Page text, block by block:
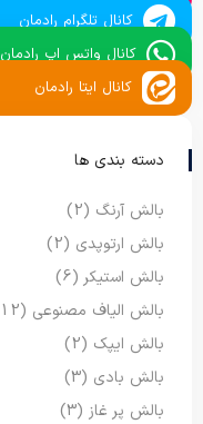
کانال تلگرام رادمان
کانال واتس اپ رادمان
کانال ایتا رادمان
دسته بندی ها
بالش آرنگ (2)
بالش ارتوپدی (2)
بالش استیکر (6)
بالش الیاف مصنوعی (12)
بالش ایپک (2)
بالش بادی (3)
بالش پر غاز (3)